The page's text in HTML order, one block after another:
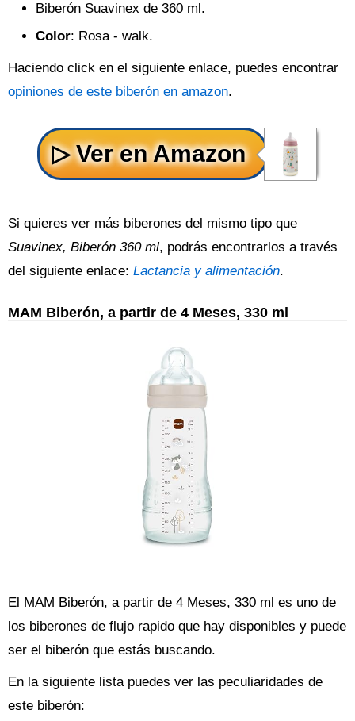
Biberón Suavinex de 360 ml.
Color: Rosa - walk.
Haciendo click en el siguiente enlace, puedes encontrar
opiniones de este biberón en amazon.
Si quieres ver más biberones del mismo tipo que
Suavinex, Biberón 360 ml, podrás encontrarlos a través
del siguiente enlace: Lactancia y alimentación.
MAM Biberón, a partir de 4 Meses, 330 ml
El MAM Biberón, a partir de 4 Meses, 330 ml es uno de
los biberones de flujo rapido que hay disponibles y puede
ser el biberón que estás buscando.
En la siguiente lista puedes ver las peculiaridades de
este biberón: